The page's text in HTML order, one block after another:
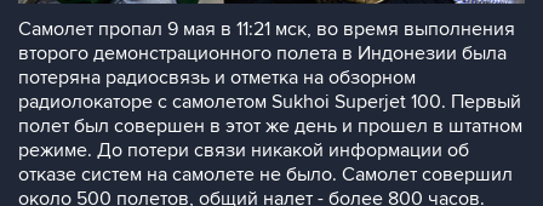
Cамолет пропал 9 мая в 11:21 мск, во время выполнения
второго демонстрационного полета в Индонезии была
потеряна радиосвязь и отметка на обзорном
радиолокаторе с самолетом Sukhoi Superjet 100. Первый
полет был совершен в этот же день и прошел в штатном
режиме. До потери связи никакой информации об
отказе систем на самолете не было. Самолет совершил
около 500 полетов, общий налет - более 800 часов.